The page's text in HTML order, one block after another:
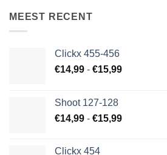
MEEST RECENT
Clickx 455-456
€14,99 - €15,99Prijsklasse:
Shoot 127-128
€14,99 - €15,99Prijsklasse:
Clickx 454